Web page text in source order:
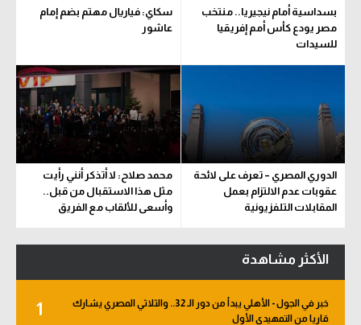
بسداسية أمام نيجيريا.. منتخب
مصر يودع كأس أمم إفريقيا
للسيدات
سكاي: فياريال مهتم بضم إمام
عاشور
الدوري المصري – تعرف على لائحة
عقوبات عدم الالتزام بعمل
المقابلات التلفزيونية
محمد صلاح: لا أتذكر أنني رأيت
مثل هذا الاستقبال من قبل..
وأسعى للألقاب مع الفريق
الأكثر مشاهدة
1
خبر في الجول - الأهلي يبدأ من دور الـ 32.. والثلاثي المصري يشارك
قاريا من التمهيدي الأول